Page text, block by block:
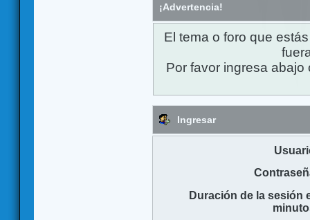
¡Advertencia!
El tema o foro que
Por favor ingresa
Ingresar
Duración de la sesión